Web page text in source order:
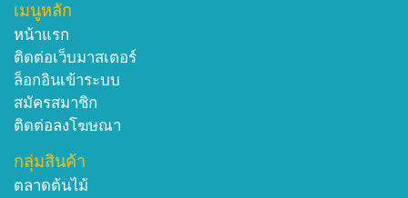
เมนูหลัก
หน้าแรก
ติดต่อเว็บมาสเตอร์
ล็อกอินเข้าระบบ
สมัครสมาชิก
ติดต่อลงโฆษณา
กลุ่มสินค้า
ตลาดต้นไม้